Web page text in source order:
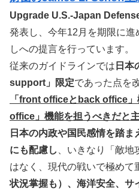
Upgrade U.S.-Japan
発表し、今年12月を期限に
しへの提言を行っています。
従来のガイドラインでは 日本
support」限定であった点を
「front officeとback office
office」機能を担うべきだと
日本の内政や国民感情を踏
にも配慮し
、いきなり「敵
はなく、現代の戦いで極めて
状況掌握も）、海洋安全、サ